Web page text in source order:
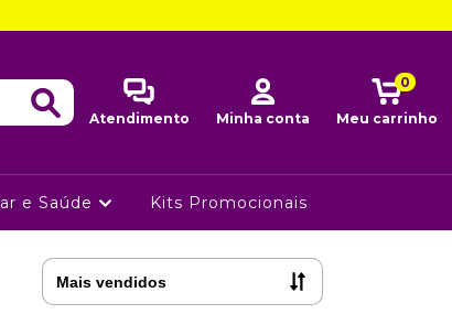
Atendimento Minha conta Meu carrinho
0
e Saúde Kits Promocionais